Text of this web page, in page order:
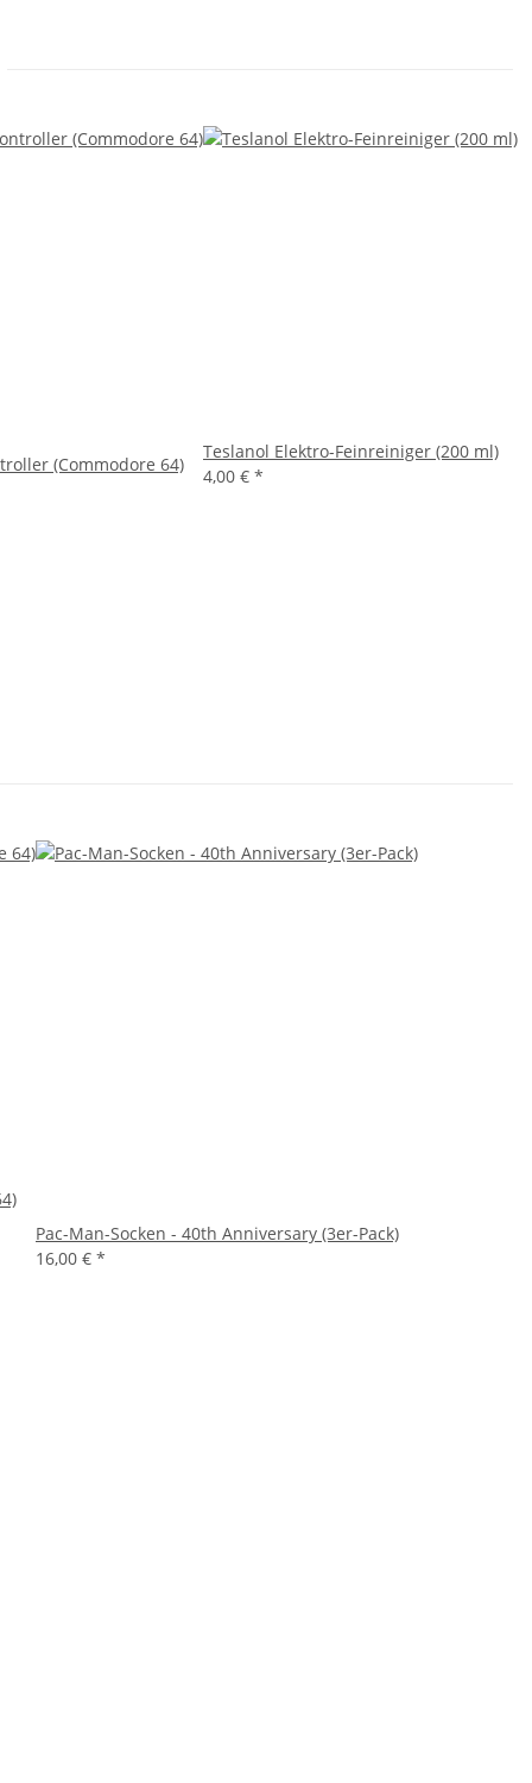
(Commodore 64)
Teslanol Elektro-Feinreiniger (200 ml)
4,00 € *
Pac-Man-Socken - 40th Anniversary (3er-Pack)
16,00 € *